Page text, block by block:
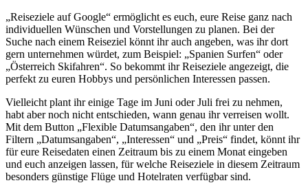
„Reiseziele auf Google“ ermöglicht es euch, eure Reise ganz nach
individuellen Wünschen und Vorstellungen zu planen. Bei der
Suche nach einem Reiseziel könnt ihr auch angeben, was ihr dort
gern unternehmen würdet, zum Beispiel: „Spanien Surfen“ oder
„Österreich Skifahren“. So bekommt ihr Reiseziele angezeigt, die
perfekt zu euren Hobbys und persönlichen Interessen passen.
Vielleicht plant ihr einige Tage im Juni oder Juli frei zu nehmen,
habt aber noch nicht entschieden, wann genau ihr verreisen wollt.
Mit dem Button „Flexible Datumsangaben“, den ihr unter den
Filtern „Datumsangaben“, „Interessen“ und „Preis“ findet, könnt ihr
für eure Reisedaten einen Zeitraum bis zu einem Monat eingeben
und euch anzeigen lassen, für welche Reiseziele in diesem Zeitraum
besonders günstige Flüge und Hotelraten verfügbar sind.